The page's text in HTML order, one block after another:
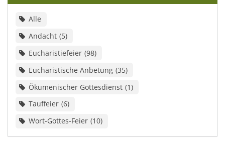
Alle
Andacht 5
Eucharistiefeier 98
Eucharistische Anbetung 35
Ökumenischer Gottesdienst 1
Tauffeier 6
Wort-Gottes-Feier 10